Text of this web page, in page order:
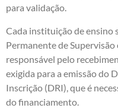
para validação.
Cada instituição de ensino
Permanente de Supervisão
responsável pelo
exigida para a emissão do
Inscrição (DRI), que é
do financiamento.